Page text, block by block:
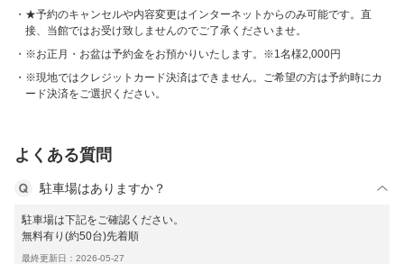
★予約のキャンセルや内容変更はインターネットからのみ可能です。直
接、当館ではお受け致しませんのでご了承くださいませ。
※お正月・お盆は予約金をお預かりいたします。※1名様2,000円
※現地ではクレジットカード決済はできません。ご希望の方は予約時にカ
ード決済をご選択ください。
よくある質問
駐車場はありますか？
駐車場は下記をご確認ください。
無料有り(約50台)先着順
最終更新日：2026-05-27